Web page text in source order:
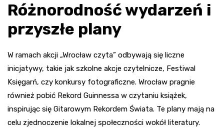
Różnorodność wydarzeń i
przyszłe plany
W ramach akcji „Wrocław czyta” odbywają się liczne
inicjatywy, takie jak szkolne akcje czytelnicze, Festiwal
Księgarń, czy konkursy fotograficzne. Wrocław pragnie
również pobić Rekord Guinnessa w czytaniu książek,
inspirując się Gitarowym Rekordem Świata. Te plany mają na
celu zjednoczenie lokalnej społeczności wokół literatury.